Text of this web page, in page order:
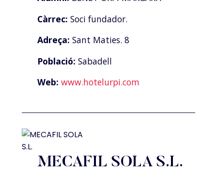
Càrrec: Soci fundador.
Adreça: Sant Maties. 8
Població: Sabadell
Web: www.hotelurpi.com
MECAFIL SOLA S.L.